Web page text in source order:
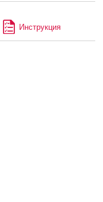
Инструкция